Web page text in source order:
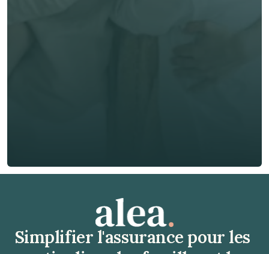
Obtenir un devis gratuit
Simplifier l'assurance pour les